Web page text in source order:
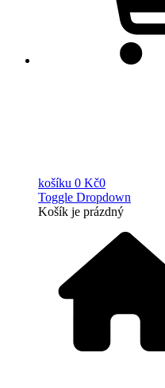
košíku 0 Kč0
Toggle Dropdown
Košík je prázdný